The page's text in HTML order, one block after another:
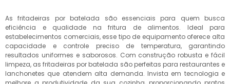
As fritadeiras por batelada são essenciais para quem busca
eficiência e qualidade na fritura de alimentos. Ideal para
estabelecimentos comerciais, esse tipo de equipamento oferece alta
capacidade e controle preciso de temperatura, garantindo
resultados uniformes e saborosos. Com construção robusta e fácil
limpeza, as fritadeiras por batelada são perfeitas para restaurantes e
lanchonetes que atendem alta demanda. Invista em tecnologia e